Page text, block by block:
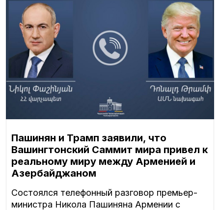
Пашинян и Трамп заявили, что
Вашингтонский Саммит мира привел к
реальному миру между Арменией и
Азербайджаном
Состоялся телефонный разговор премьер-
министра Никола Пашиняна Армении с